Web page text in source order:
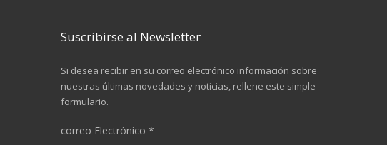
Suscribirse al Newsletter
Si desea recibir en su correo electrónico información sobre
nuestras últimas novedades y noticias, rellene este simple
formulario.
correo Electrónico *